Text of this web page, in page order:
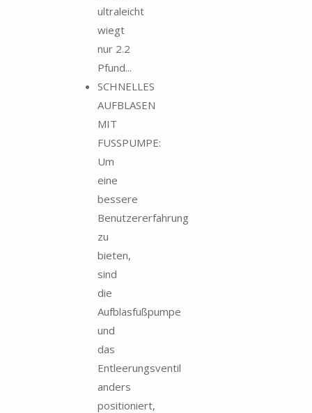
ultraleicht
wiegt
nur 2.2
Pfund...
SCHNELLES
AUFBLASEN
MIT
FUSSPUMPE:
Um
eine
bessere
Benutzererfahrung
zu
bieten,
sind
die
Aufblasfußpumpe
und
das
Entleerungsventil
anders
positioniert,